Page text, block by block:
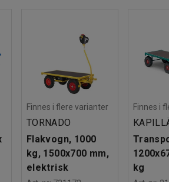
Finnes i flere varianter
TORNADO
Flakvogn, 1000
kg, 1500x700 mm,
elektrisk
Finnes i
kg